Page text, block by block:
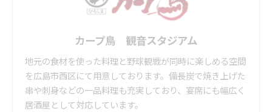
カープ鳥 観音スタジアム
地元の食材を使った料理と野球観戦が同時に楽しめる空間
を広島市西区にて用意しております。備長炭で焼き上げた
串や刺身などの一品料理も充実しており、宴席にも幅広く
居酒屋として対応しています。